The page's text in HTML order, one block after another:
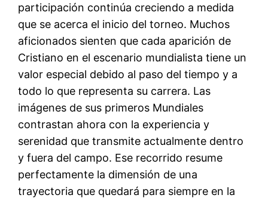
participación continúa creciendo a medida
que se acerca el inicio del torneo. Muchos
aficionados sienten que cada aparición de
Cristiano en el escenario mundialista tiene un
valor especial debido al paso del tiempo y a
todo lo que representa su carrera. Las
imágenes de sus primeros Mundiales
contrastan ahora con la experiencia y
serenidad que transmite actualmente dentro
y fuera del campo. Ese recorrido resume
perfectamente la dimensión de una
trayectoria que quedará para siempre en la